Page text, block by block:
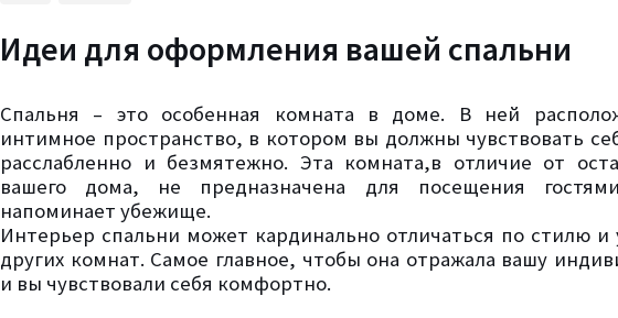
Идеи для оформления вашей спальни
Спальня – это особенная комната в доме. В ней
интимное пространство, в котором вы должны чувствовать
расслабленно и безмятежно. Эта комната,в отличие от
вашего дома, не предназначена для посещения
напоминает убежище.
Интерьер спальни может кардинально отличаться по стилю и
других комнат. Самое главное, чтобы она отражала вашу
и вы чувствовали себя комфортно.